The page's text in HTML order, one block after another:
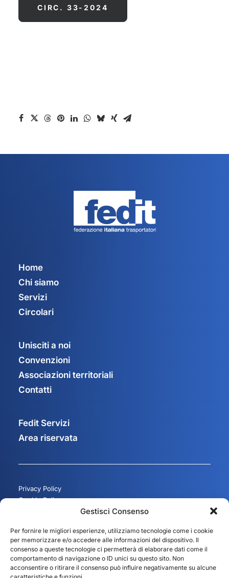
Gestisci Consenso
Per fornire le migliori esperienze, utilizziamo tecnologie come i cookie
per memorizzare e/o accedere alle informazioni del dispositivo. Il
consenso a queste tecnologie ci permetterà di elaborare dati come il
comportamento di navigazione o ID unici su questo sito. Non
acconsentire o ritirare il consenso può influire negativamente su alcune
CIRC. 33-2024
Home
Chi siamo
Servizi
Circolari
Unisciti a noi
Convenzioni
Associazioni territoriali
Contatti
Fedit Servizi
Area riservata
Privacy Policy
Cookie Policy